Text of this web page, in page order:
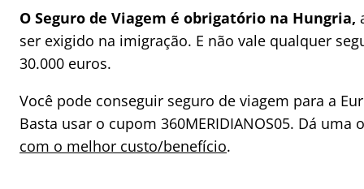
O Seguro de Viagem é obrigatório na Hungria,
ser exigido na imigração. E não vale qualquer
30.000 euros.
Você pode conseguir seguro de viagem para a
Basta usar o cupom 360MERIDIANOS05. Dá
com o melhor custo/benefício.